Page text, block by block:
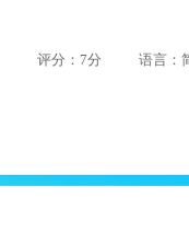
评分：7分 语言：